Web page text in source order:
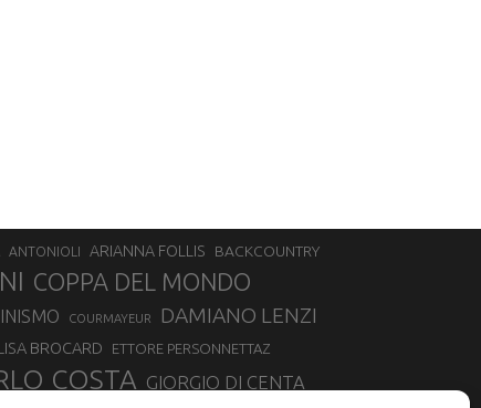
ANTONIOLI ARIANNA FOLLIS
BACKCOUNTRY
COPPA DEL MONDO
COURMAYEUR DAMIANO LENZI
BROCARD ETTORE PERSONNETTAZ
COSTA GIORGIO DI CENTA